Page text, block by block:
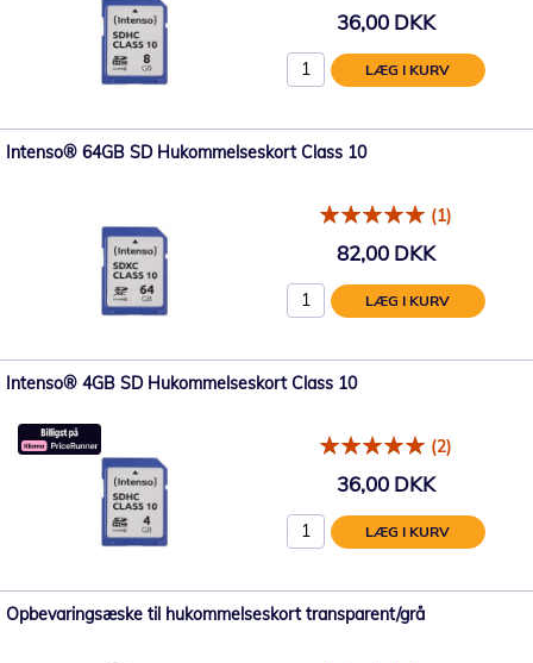
36,00 DKK
LÆG I KURV
Intenso® 64GB SD Hukommelseskort Class 10
(1)
82,00 DKK
LÆG I KURV
Intenso® 4GB SD Hukommelseskort Class 10
(2)
36,00 DKK
LÆG I KURV
Opbevaringsæske til hukommelseskort transparent/grå